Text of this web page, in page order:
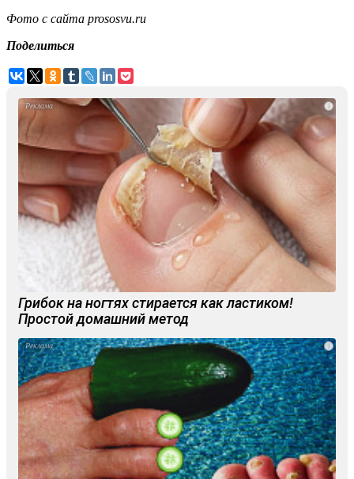
Фото с сайта prososvu.ru
Поделиться
i
Грибок на ногтях стирается как ластиком!
Простой домашний метод
i